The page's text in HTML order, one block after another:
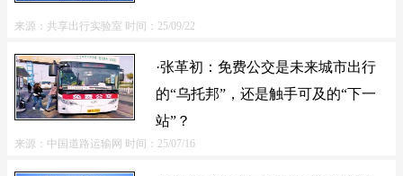
来源：共享出行实验室 时间：25/09/22
·张革初：免费公交是未来城市出行
的“乌托邦”，还是触手可及的“下一
站”？
来源：中国道路运输网 时间：25/07/16